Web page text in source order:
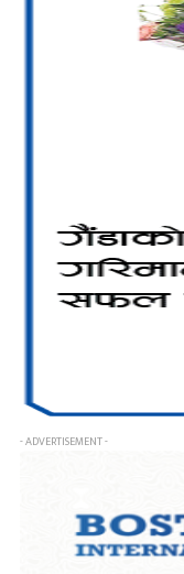
- ADVERTISEMENT -